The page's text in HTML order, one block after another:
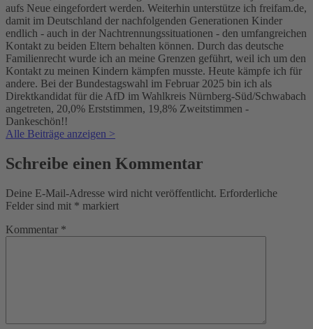
aufs Neue eingefordert werden. Weiterhin unterstütze ich freifam.de,
damit im Deutschland der nachfolgenden Generationen Kinder
endlich - auch in der Nachtrennungssituationen - den umfangreichen
Kontakt zu beiden Eltern behalten können. Durch das deutsche
Familienrecht wurde ich an meine Grenzen geführt, weil ich um den
Kontakt zu meinen Kindern kämpfen musste. Heute kämpfe ich für
andere. Bei der Bundestagswahl im Februar 2025 bin ich als
Direktkandidat für die AfD im Wahlkreis Nürnberg-Süd/Schwabach
angetreten, 20,0% Erststimmen, 19,8% Zweitstimmen -
Dankeschön!!
Alle Beiträge anzeigen >
Schreibe einen Kommentar
Deine E-Mail-Adresse wird nicht veröffentlicht. Erforderliche
Felder sind mit * markiert
Kommentar *